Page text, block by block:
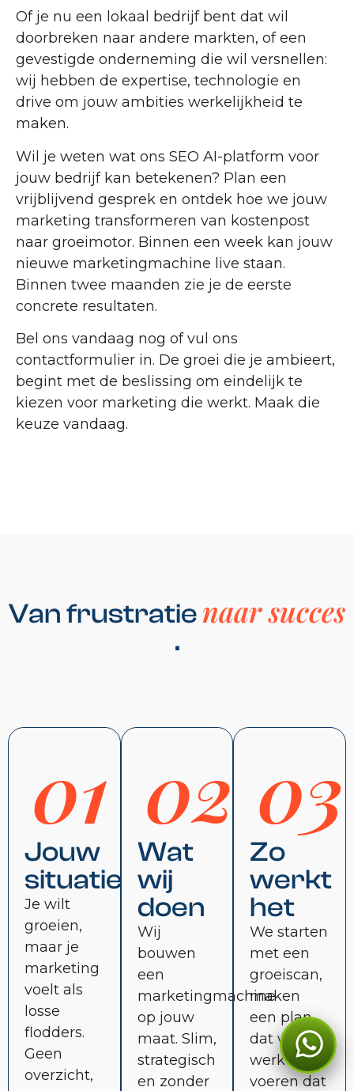
Of je nu een lokaal bedrijf bent dat wil
doorbreken naar andere markten, of een
gevestigde onderneming die wil versnellen:
wij hebben de expertise, technologie en
drive om jouw ambities werkelijkheid te
maken.
Wil je weten wat ons SEO AI-platform voor
jouw bedrijf kan betekenen? Plan een
vrijblijvend gesprek en ontdek hoe we jouw
marketing transformeren van kostenpost
naar groeimotor. Binnen een week kan jouw
nieuwe marketingmachine live staan.
Binnen twee maanden zie je de eerste
concrete resultaten.
Bel ons vandaag nog of vul ons
contactformulier in. De groei die je ambieert,
begint met de beslissing om eindelijk te
kiezen voor marketing die werkt. Maak die
keuze vandaag.
Van frustratie naar succes
.
01
Jouw
situatie
Je wilt
groeien,
maar je
marketing
voelt als
losse
flodders.
Geen
overzicht,
02
Wat
wij
doen
Wij
bouwen
een
marketingmachine
op jouw
maat. Slim,
strategisch
en zonder
03
Zo
werkt
het
We starten
met een
groeiscan,
maken
een plan
dat wél
werkt en
voeren dat
Kan ik je ergens mee
helpen?